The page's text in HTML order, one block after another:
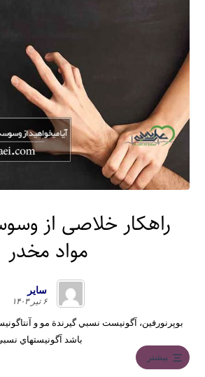
راهکار خلاصی از
مواد مخدر
سایر
۶ تیر ۱۴۰۳
بوپرنورفين، آگونيست نسبي گيرندة مو و
باشد آگونيستهاي
بیشتر